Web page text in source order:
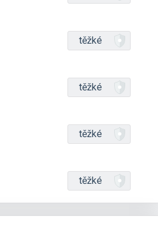
těžké
těžké
těžké
těžké